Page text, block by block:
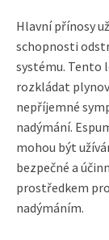
Hlavní přínosy
schopnosti
systému. Tento
rozkládat
nepříjemné
nadýmání.
mohou být
bezpečné a
prostředkem
nadýmáním.